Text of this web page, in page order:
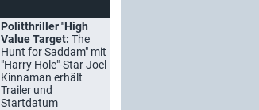
Politthriller "High
Value Target: The
Hunt for Saddam" mit
"Harry Hole"-Star Joel
Kinnaman erhält
Trailer und
Startdatum